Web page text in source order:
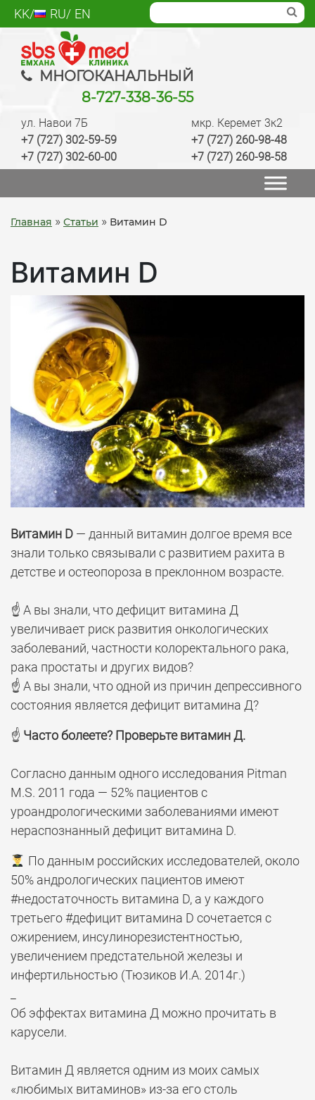
Skip
to
content
KK RU EN
SBS med
Многопрофильный медцентр Алматы,
лаборатория, анализы, диагностика, лечение,
качественно
ул. Навои 7Б
+7 (727) 302-59-59
+7 (727) 302-60-00
мкр. Керемет 3к2
+7 (727) 260-98-48
+7 (727) 260-98-58
МНОГОКАНАЛЬНЫЙ
8-727-338-36-55
Главная » Статьи » Витамин D
Витамин D
Витамин D — данный витамин долгое время все
знали только связывали с развитием рахита в
детстве и остеопороза в преклонном возрасте.
☝️ А вы знали, что дефицит витамина Д
увеличивает риск развития онкологических
заболеваний, частности колоректального рака,
рака простаты и других видов?
☝️ А вы знали, что одной из причин депрессивного
состояния является дефицит витамина Д?
☝️ Часто болеете? Проверьте витамин Д.
Согласно данным одного исследования Pitman
M.S. 2011 года — 52% пациентов с
уроандрологическими заболеваниями имеют
нераспознанный дефицит витамина D.
По данным российских исследователей, около
50% андрологических пациентов имеют
#недостаточность витамина D, а у каждого
третьего #дефицит витамина D сочетается с
ожирением, инсулинорезистентностью,
увеличением предстательной железы и
инфертильностью (Тюзиков И.А. 2014г.)
Об эффектах витамина Д можно прочитать в
карусели.
Витамин Д является одним из моих самых
«любимых витаминов» из-за его столь